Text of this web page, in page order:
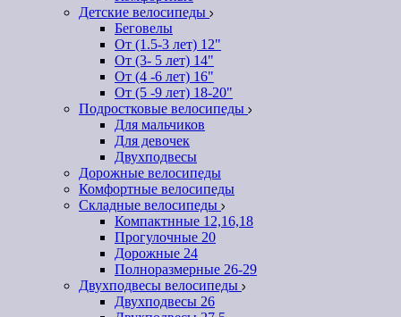
Детские велосипеды
Беговелы
От (1.5-3 лет) 12"
От (3- 5 лет) 14"
От (4 -6 лет) 16"
От (5 -9 лет) 18-20"
Подростковые велосипеды
Для мальчиков
Для девочек
Двухподвесы
Дорожные велосипеды
Комфортные велосипеды
Складные велосипеды
Компактнные 12,16,18
Прогулочные 20
Дорожные 24
Полноразмерные 26-29
Двухподвесы велосипеды
Двухподвесы 26